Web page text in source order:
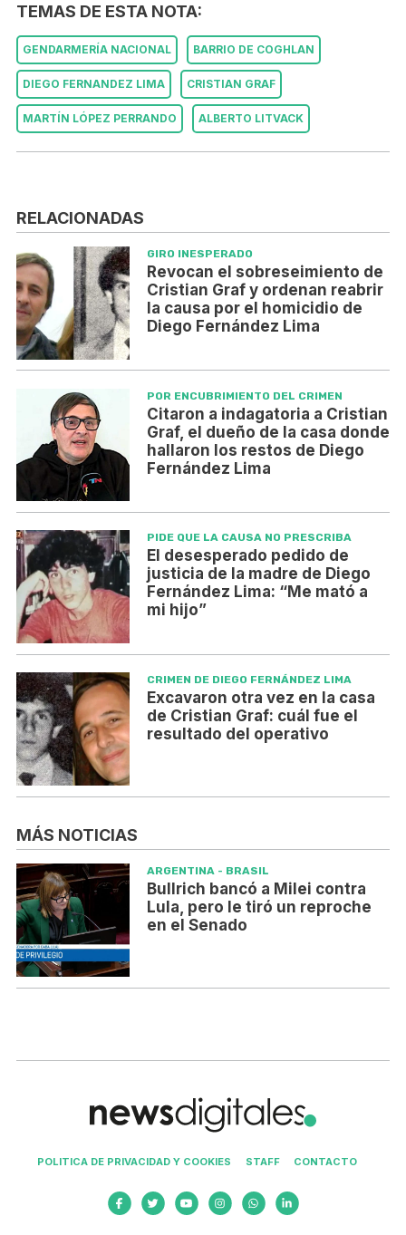
TEMAS DE ESTA NOTA:
GENDARMERÍA NACIONAL BARRIO DE COGHLAN
DIEGO FERNANDEZ LIMA CRISTIAN GRAF
MARTÍN LÓPEZ PERRANDO ALBERTO LITVACK
RELACIONADAS
GIRO INESPERADO
Revocan el sobreseimiento de
Cristian Graf y ordenan reabrir
la causa por el homicidio de
Diego Fernández Lima
POR ENCUBRIMIENTO DEL CRIMEN
Citaron a indagatoria a Cristian
Graf, el dueño de la casa donde
hallaron los restos de Diego
Fernández Lima
PIDE QUE LA CAUSA NO PRESCRIBA
El desesperado pedido de
justicia de la madre de Diego
Fernández Lima: “Me mató a
mi hijo”
CRIMEN DE DIEGO FERNÁNDEZ LIMA
Excavaron otra vez en la casa
de Cristian Graf: cuál fue el
resultado del operativo
MÁS NOTICIAS
ARGENTINA - BRASIL
Bullrich bancó a Milei contra
Lula, pero le tiró un reproche
en el Senado
POLITICA DE PRIVACIDAD Y COOKIES STAFF CONTACTO